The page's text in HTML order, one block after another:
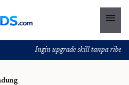
menu
Ingin upgrade skill tanpa ribet?